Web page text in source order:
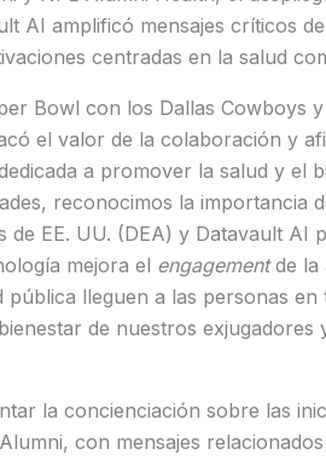
AI amplificó mensajes críticos
centradas en la salud
Bowl con los Dallas Cowboys
el valor de la colaboración y
a promover la salud y el
reconocimos la importancia
EE. UU. (DEA) y Datavault AI
mejora el engagementde la
lleguen a las personas en
de nuestros exjugadores
la concienciación sobre las
con mensajes